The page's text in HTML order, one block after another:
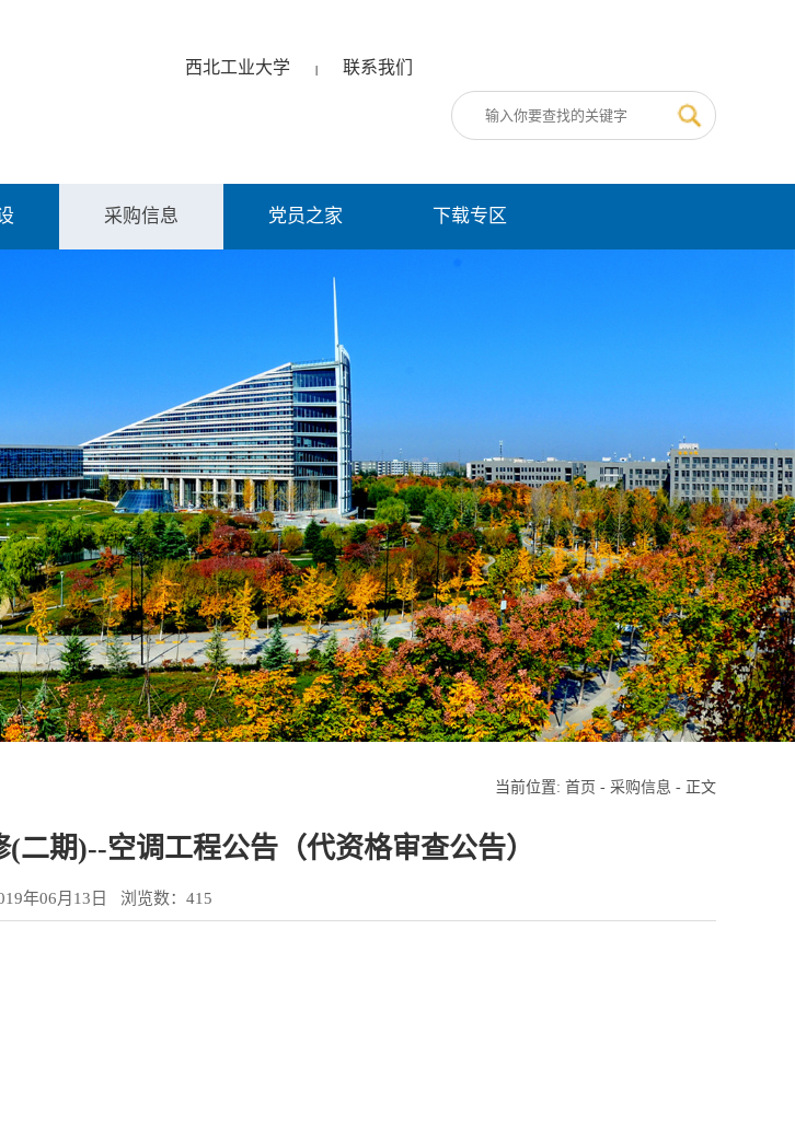
西北工业大学 | 联系我们
采购信息 党员之家 下载专区
当前位置: 首页 - 采购信息 - 正文
二期)--空调工程公告（代资格审查公告）
年06月13日 浏览数： 415